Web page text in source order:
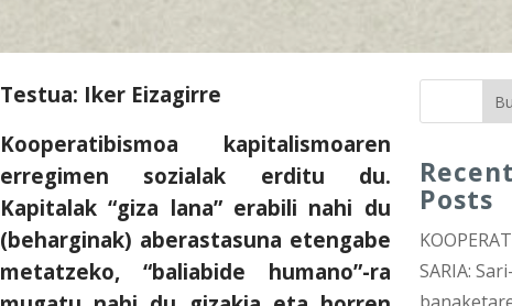
Testua: Iker Eizagirre
Kooperatibismoa kapitalismoaren
erregimen sozialak erditu du.
Kapitalak “giza lana” erabili nahi du
(beharginak) aberastasuna etengabe
metatzeko, “baliabide humano”-ra
Posts
SARIA: